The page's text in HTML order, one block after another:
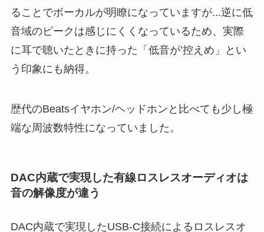
ることでボーカルが明瞭になっていますが...逆に低
音域のピークは感じにくくなっているため、実際
に耳で聴いたときに持った「低音が’控えめ」とい
う印象にも納得。
歴代のBeatsイヤホン/ヘッドホンと比べても少し極
端な周波数特性になっていました。
DAC内蔵で実現した有線ロスレスオーディオは
音の解像度が違う
DAC内蔵で実現したUSB-C接続によるロスレスオ